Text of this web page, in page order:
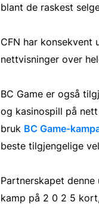
blant de raskest
CFN har konsekvent
nettvisninger over
BC Game er også
og kasinospill på
bruk BC Game-
beste tilgjengelige
Partnerskapet
kamp på 2 0 2 5